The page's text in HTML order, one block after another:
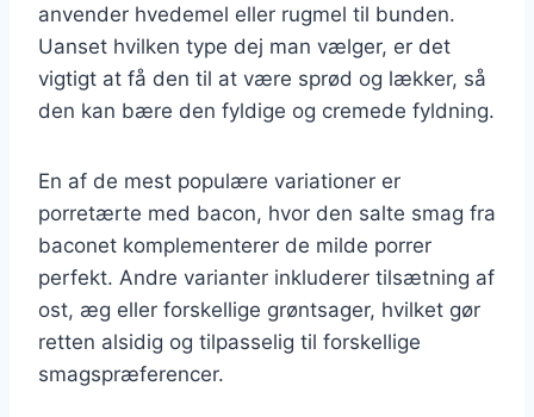
anvender hvedemel eller rugmel til bunden.
Uanset hvilken type dej man vælger, er det
vigtigt at få den til at være sprød og lækker, så
den kan bære den fyldige og cremede fyldning.
En af de mest populære variationer er
porretærte med bacon, hvor den salte smag fra
baconet komplementerer de milde porrer
perfekt. Andre varianter inkluderer tilsætning af
ost, æg eller forskellige grøntsager, hvilket gør
retten alsidig og tilpasselig til forskellige
smagspræferencer.